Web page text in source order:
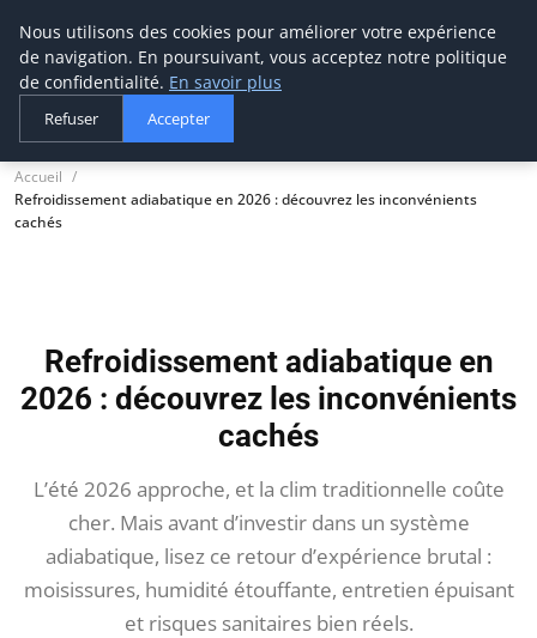
tournevis
malin
L'outil de l'aventurier
Accueil
Refroidissement adiabatique en 2026 : découvrez les inconvénients
cachés
Refroidissement adiabatique en
2026 : découvrez les inconvénients
cachés
L’été 2026 approche, et la clim traditionnelle coûte
cher. Mais avant d’investir dans un système
adiabatique, lisez ce retour d’expérience brutal :
moisissures, humidité étouffante, entretien épuisant
et risques sanitaires bien réels.
Nous utilisons des cookies pour améliorer votre expérience
de navigation. En poursuivant, vous acceptez notre politique
de confidentialité. En savoir plus
Refuser Accepter